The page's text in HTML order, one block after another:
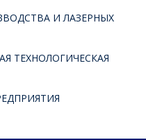
И ЛАЗЕРНЫХ
ТЕХНОЛОГИЧЕСКАЯ